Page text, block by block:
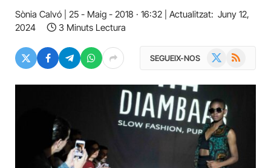
Sònia Calvó 25 - Maig - 2018 · 16:32 Actualitzat: Juny 12,
2024
3 Minuts Lectura
SEGUEIX-NOS RSS